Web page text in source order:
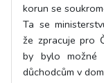
korun se
Ta se
že zpracuje pro
by bylo možné
důchodcům v